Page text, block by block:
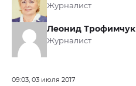
Журналист
Леонид Трофимчук
Журналист
09:03, 03 июля 2017